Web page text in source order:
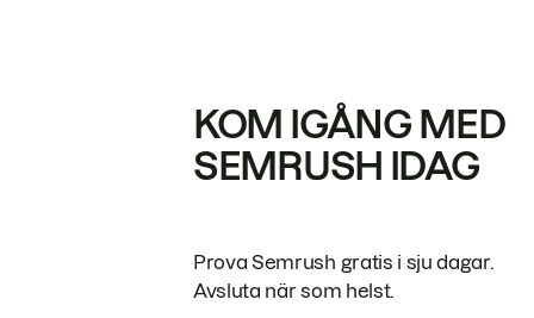
KOM IGÅNG MED
SEMRUSH IDAG
Prova Semrush gratis i sju dagar.
Avsluta när som helst.